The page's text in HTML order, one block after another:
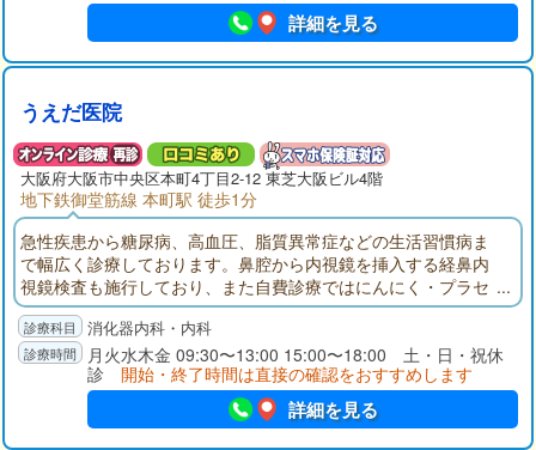
詳細を見る
うえだ医院
大阪府大阪市中央区本町4丁目2-12 東芝大阪ビル4階
地下鉄御堂筋線 本町駅 徒歩1分
急性疾患から糖尿病、高血圧、脂質異常症などの生活習慣病ま
で幅広く診療しております。鼻腔から内視鏡を挿入する経鼻内
視鏡検査も施行しており、また自費診療ではにんにく・プラセ
ンタ注射なども行っております。個人健診、会社健診も承って
おりますのでお気軽にご相談ください。
消化器内科・内科
月火水木金 09:30〜13:00 15:00〜18:00 土・日・祝休
診 開始・終了時間は直接の確認をおすすめします
詳細を見る